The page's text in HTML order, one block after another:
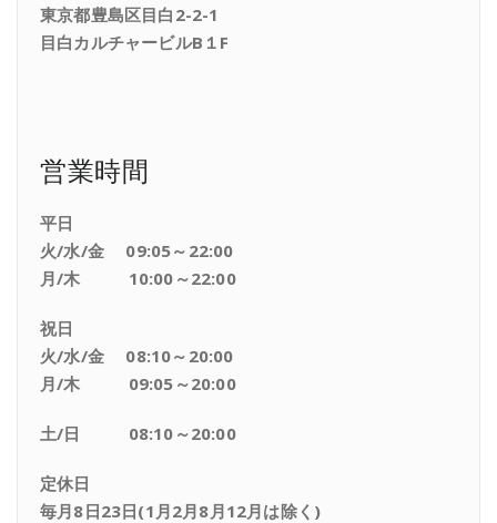
東京都豊島区目白2-2-1
目白カルチャービルB１F
営業時間
平日
火/水/金 09:05～22:00
月/木 10:00～22:00
祝日
火/水/金 08:10～20:00
月/木 09:05～20:00
土/日 08:10～20:00
定休日
毎月8日23日(1月2月8月12月は除く)